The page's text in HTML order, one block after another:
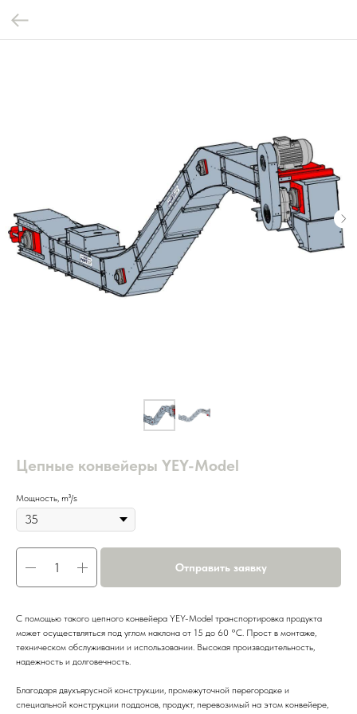
Цепные конвейеры YEY-Model
Мощность, m³/s
Отправить заявку
С помощью такого цепного конвейера YEY-Model транспортировка продукта
может осуществляться под углом наклона от 15 до 60 °C. Прост в монтаже,
техническом обслуживании и использовании. Высокая производительность,
надежность и долговечность.
Благодаря двухъярусной конструкции, промежуточной перегородке и
специальной конструкции поддонов, продукт, перевозимый на этом конвейере,